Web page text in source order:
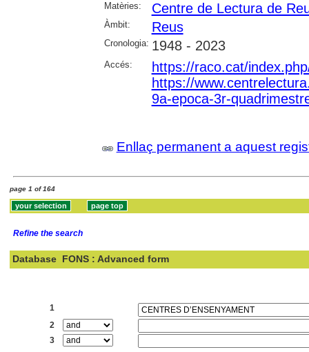
Matèries:
Centre de Lectura de
Àmbit: Reus
Cronologia: 1948 - 2023
Accés:
https://raco.cat/
https://
9a-epoca-3r-
Enllaç permanent a aquest
page 1 of 164
Refine the search
Database FONS : Advanced form
1
2
3